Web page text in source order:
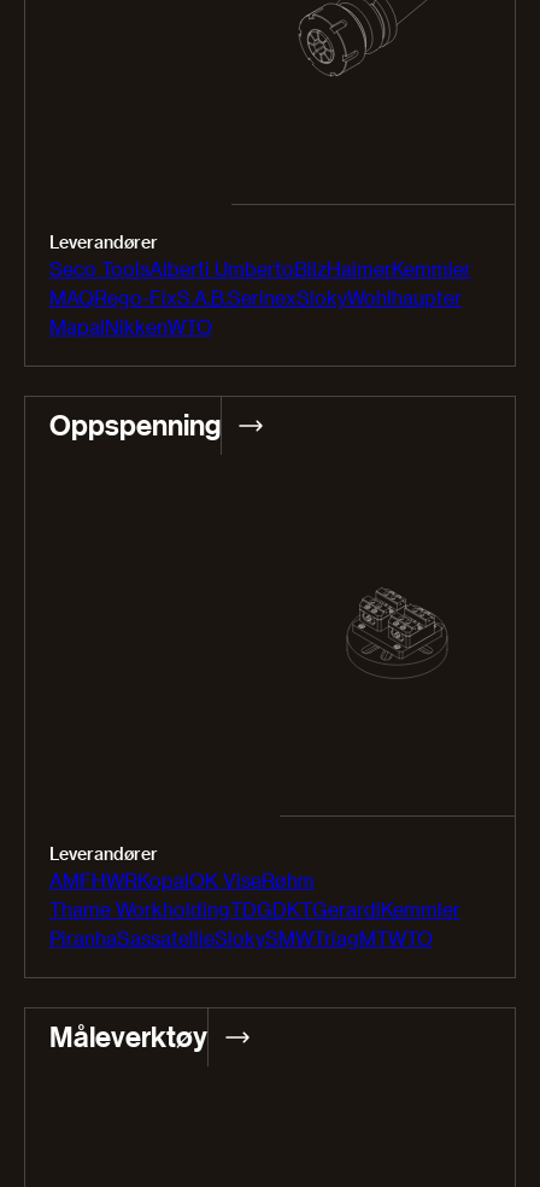
Leverandører
Seco ToolsAlberti UmbertoBilzHaimerKemmler
MAQRego-FixS.A.B.SerinexSlokyWohlhaupter
MapalNikkenWTO
Oppspenning
Leverandører
AMFHWRKopalOK ViseRøhm
Thame WorkholdingTDGDKTGerardiKemmler
PiranhaSassatellieSlokySMWTriagMTWTO
Måleverktøy